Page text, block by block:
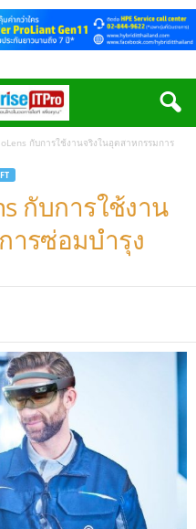
กับการใช้งานจริงในอุตสาหกรรมการ
กับการใช้งาน
ารซ่อมบำรุง